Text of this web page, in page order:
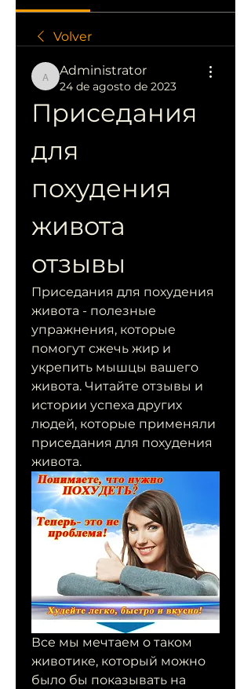
Volver
Administrator
Administrator
24 de agosto de 2023
Приседания
для
похудения
живота
отзывы
Приседания для похудения
живота - полезные
упражнения, которые
помогут сжечь жир и
укрепить мышцы вашего
живота. Читайте отзывы и
истории успеха других
людей, которые применяли
приседания для похудения
живота.
Все мы мечтаем о таком
животике, который можно
было бы показывать на